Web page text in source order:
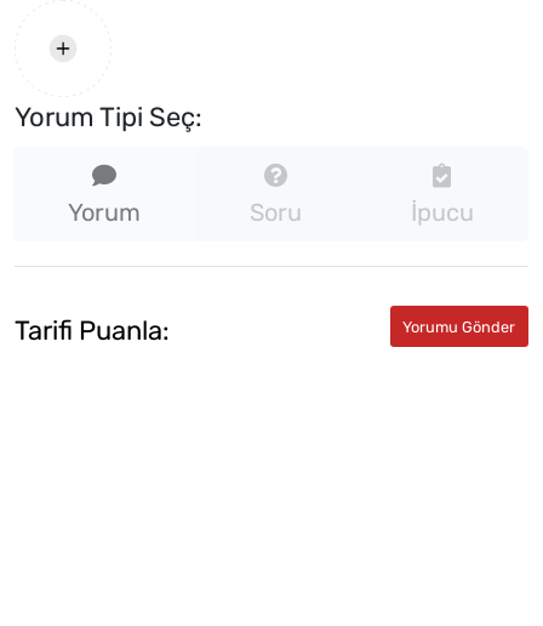
Yorum Tipi Seç:
Yorum Soru İpucu
Tarifi Puanla: